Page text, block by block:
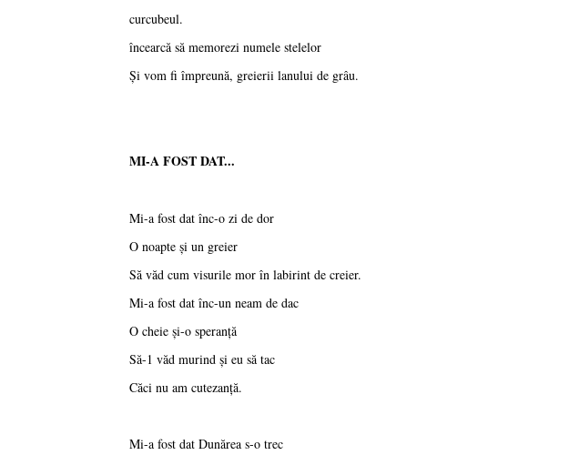
curcubeul.
încearcă să memorezi numele stelelor
Şi vom fi împreună, greierii lanului de grâu.
MI-A FOST DAT...
Mi-a fost dat înc-o zi de dor
O noapte şi un greier
Să văd cum visurile mor în labirint de creier.
Mi-a fost dat înc-un neam de dac
O cheie şi-o speranţă
Să-1 văd murind şi eu să tac
Căci nu am cutezanţă.
Mi-a fost dat Dunărea s-o trec